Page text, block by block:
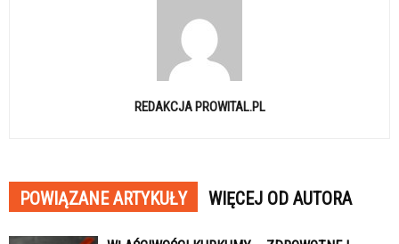
REDAKCJA PROWITAL.PL
POWIĄZANE ARTYKUŁY WIĘCEJ OD AUTORA